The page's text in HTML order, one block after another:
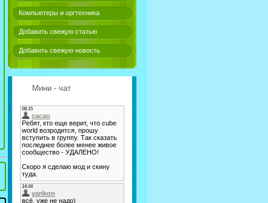
Компьютеры и оргтехника
Добавить свежую статью
Добавить свежую новость
Мини - чат